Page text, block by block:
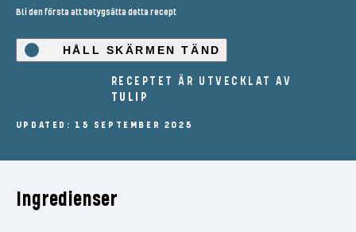
Bli den första att betygsätta detta recept
HÅLL SKÄRMEN TÄND
RECEPTET ÄR UTVECKLAT AV
TULIP
UPDATED: 15 SEPTEMBER 2025
Ingredienser